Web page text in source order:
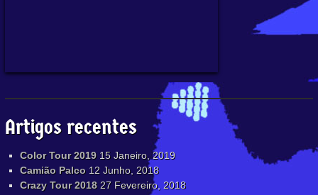
Artigos recentes
Color Tour 2019 15 Janeiro, 2019
Camião Palco 12 Junho, 2018
Crazy Tour 2018 27 Fevereiro, 2018